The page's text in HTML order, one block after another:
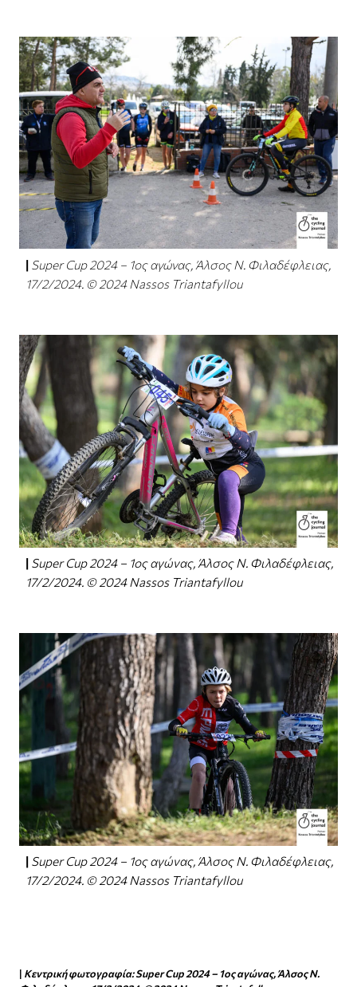
Super Cup 2024 – 1ος αγώνας, Άλσος Ν. Φιλαδέφλειας,
17/2/2024. © 2024 Nassos Triantafyllou
Super Cup 2024 – 1ος αγώνας, Άλσος Ν. Φιλαδέφλειας,
17/2/2024. © 2024 Nassos Triantafyllou
Super Cup 2024 – 1ος αγώνας, Άλσος Ν. Φιλαδέφλειας,
17/2/2024. © 2024 Nassos Triantafyllou
| Κεντρική φωτογραφία: Super Cup 2024 – 1ος αγώνας, Άλσος Ν.